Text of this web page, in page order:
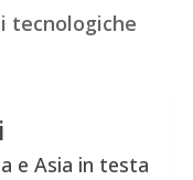
tecnologiche
e Asia in testa